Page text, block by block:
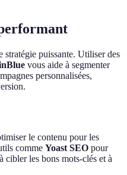
stratégie puissante. Utiliser des
vous aide à segmenter
personnalisées,
le contenu pour les
comme Yoast SEO pour
cibler les bons mots-clés et à